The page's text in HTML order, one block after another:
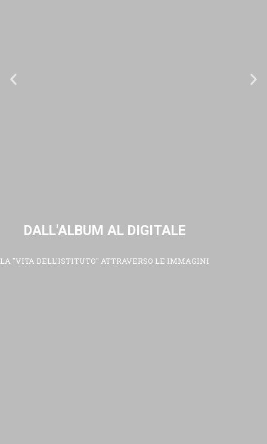
DALL'ALBUM AL DIGITALE
LA "VITA DELL'ISTITUTO" ATTRAVERSO LE IMMAGINI